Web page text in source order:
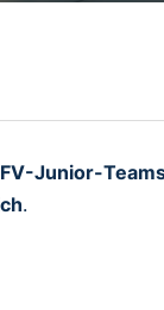
Junior-
.